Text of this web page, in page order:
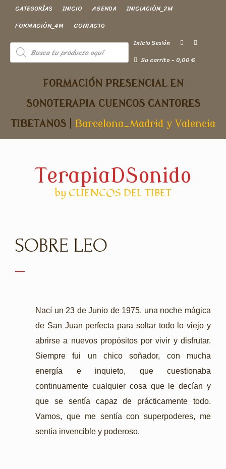
CATEGORÍAS INICIO AGENDA
INICIACIÓN_2M
FORMACIÓN_4M
CONTACTO
Inicio Sesión
Su carrito -0,00€
FORMACIÓN PRESENCIAL EN
SONOTERAPIACUENCOS CANTORES
TIBETANOS
Barcelona_Madrid y Valencia
TerapiaDSonido
by CUENCOS DEL TIBET
SOBRE LEO
Nací un 23 de Junio de 1975, una noche mágica
de San Juan perfecta para soltar todo lo viejo y
abrirse a nuevos propósitos por vivir y disfrutar.
Siempre fui un chico soñador, con mucha
energía e inquieto, que cuestionaba
continuamente cualquier cosa que le decían y
que se sentía capaz de prácticamente todo.
Vamos, que me sentía con superpoderes, me
sentía invencible y poderoso.